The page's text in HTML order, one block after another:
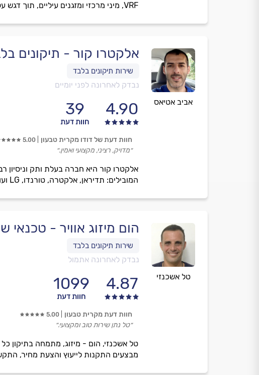
VRF, מיני מרכזי ומזגנים עיליים, תוך דגש על אמינות, שירות ויחס אישי עד לשביעות רצון מלאה לכל לקוח.
אביב אטיאס
אלקטרו קור - תיקונים
נבדק לאחרונה לפני יומיים
4.90
39
חוות דעת
אלקטרו קור היא חברה בעלת ותק וניסיון
המובילים: תדיראן, אלקטרה, טורנדו, LG ועוד. אמינות, מקצועיות ומחירים הוגנים!
חוות דעת של דודו מקרית טבעון 5.00
״מדויק, רציני, מקצועי ואמין.״
טל אשכנזי
הום מיזוג אוויר - טכנאי
נבדק לאחרונה אתמול
4.87
1099
חוות דעת
טל אשכנזי, הום - מיזוג, מתמחה בתיקון
מבצעים התקנות לייעוץ והצעת מחיר,
חוות דעת מקרית טבעון 5.00
״טל נתן שירות טוב ומקצועי.״